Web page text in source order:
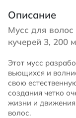
Описание
Мусс для волос
кучерей 3, 200
Этот мусс
вьющихся и
свою
создания четко
жизни и
волос.